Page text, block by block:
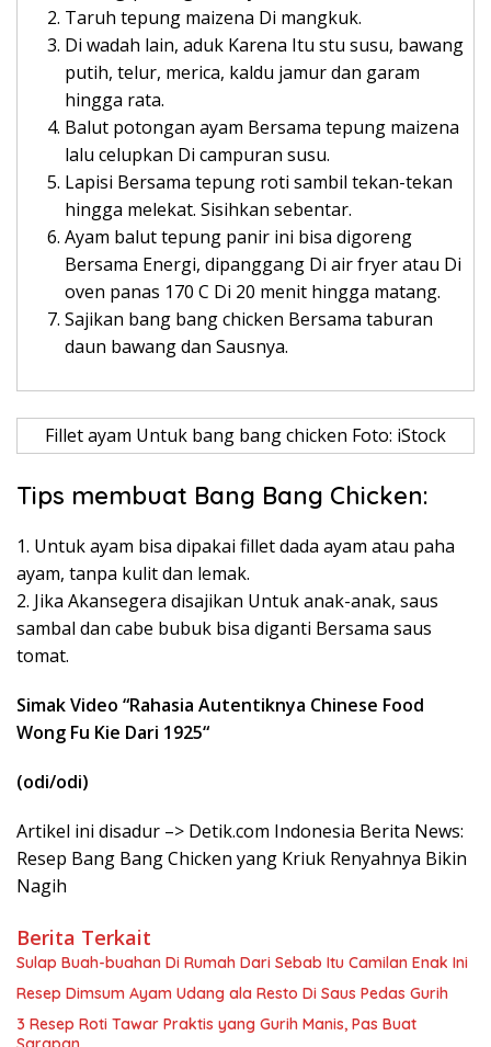
Taruh tepung maizena Di mangkuk.
Di wadah lain, aduk Karena Itu stu susu, bawang
putih, telur, merica, kaldu jamur dan garam
hingga rata.
Balut potongan ayam Bersama tepung maizena
lalu celupkan Di campuran susu.
Lapisi Bersama tepung roti sambil tekan-tekan
hingga melekat. Sisihkan sebentar.
Ayam balut tepung panir ini bisa digoreng
Bersama Energi, dipanggang Di air fryer atau Di
oven panas 170 C Di 20 menit hingga matang.
Sajikan bang bang chicken Bersama taburan
daun bawang dan Sausnya.
Fillet ayam Untuk bang bang chicken Foto: iStock
Tips membuat Bang Bang Chicken:
1. Untuk ayam bisa dipakai fillet dada ayam atau paha
ayam, tanpa kulit dan lemak.
2. Jika Akansegera disajikan Untuk anak-anak, saus
sambal dan cabe bubuk bisa diganti Bersama saus
tomat.
Simak Video “Rahasia Autentiknya Chinese Food
Wong Fu Kie Dari 1925“
(odi/odi)
Artikel ini disadur –> Detik.com Indonesia Berita News:
Resep Bang Bang Chicken yang Kriuk Renyahnya Bikin
Nagih
Berita Terkait
Sulap Buah-buahan Di Rumah Dari Sebab Itu Camilan Enak Ini
Resep Dimsum Ayam Udang ala Resto Di Saus Pedas Gurih
3 Resep Roti Tawar Praktis yang Gurih Manis, Pas Buat